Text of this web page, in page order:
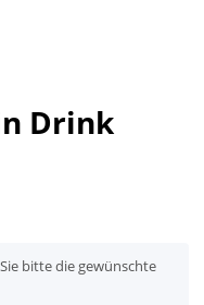
Drink
bitte die gewünschte